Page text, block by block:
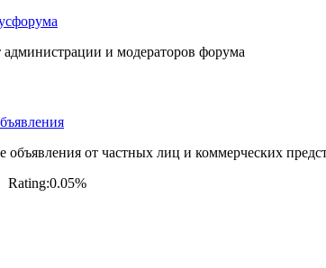
и модераторов форума
объявления от частных лиц и коммерческих
Rating:0.05%